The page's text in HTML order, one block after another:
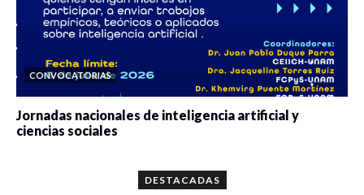
CONVOCATORIAS
Jornadas nacionales de inteligencia artificial y
ciencias sociales
DESTACADAS